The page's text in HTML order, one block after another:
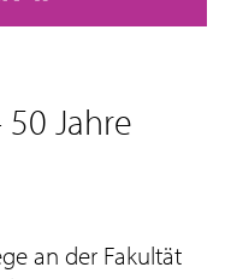
Jahre
an der Fakultät